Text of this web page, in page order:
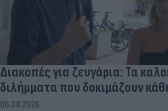
Διακοπές για ζευγάρια: Τα
διλήμματα που δοκιμάζουν
06.08.2026